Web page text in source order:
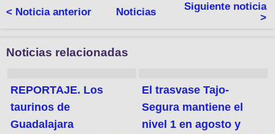
< Noticia anterior Noticias
Siguiente noticia
>
Noticias relacionadas
REPORTAJE. Los
taurinos de
Guadalajara
El trasvase Tajo-
Segura mantiene el
nivel 1 en agosto y